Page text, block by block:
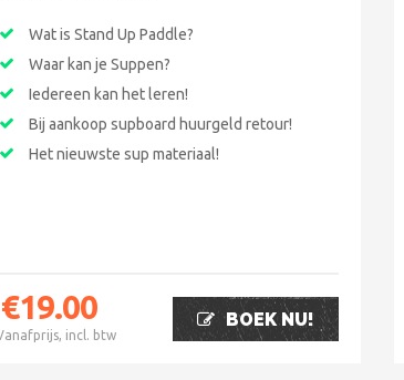
Wat is Stand Up Paddle?
Waar kan je Suppen?
Iedereen kan het leren!
Bij aankoop supboard huurgeld retour!
Het nieuwste sup materiaal!
€19.00
incl. btw
BOEK NU!